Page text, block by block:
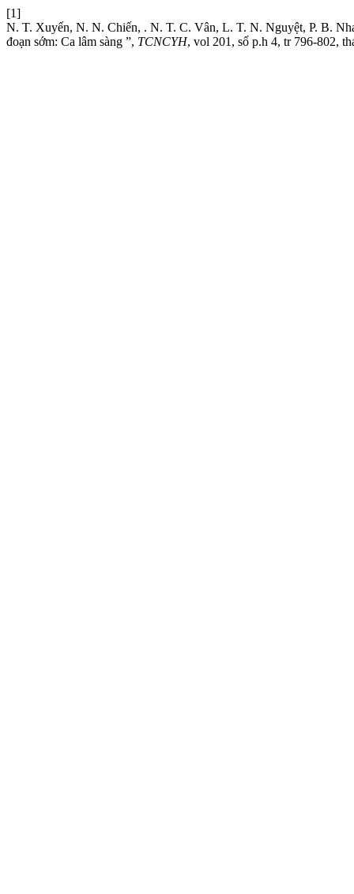
[1]
N. T. Xuyến, N. N. Chiến, . N. T. C. Vân, L. T. N. Nguyệt, P. B.
đoạn sớm: Ca lâm sàng ”, TCNCYH, vol 201, số p.h 4, tr 796-802,